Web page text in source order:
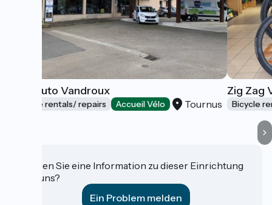
Cycl'Auto Vandroux
Bicycle rentals/ repairs Accueil Vélo Tournus
Zig Zag
Bicycle
Haben Sie eine Information zu dieser Einrichtung
für uns?
Ein Problem melden